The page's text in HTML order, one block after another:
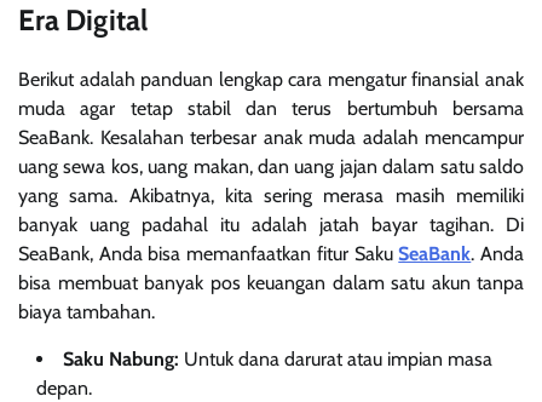
Era Digital
Berikut adalah panduan lengkap cara mengatur finansial anak
muda agar tetap stabil dan terus bertumbuh bersama
SeaBank. Kesalahan terbesar anak muda adalah mencampur
uang sewa kos, uang makan, dan uang jajan dalam satu saldo
yang sama. Akibatnya, kita sering merasa masih memiliki
banyak uang padahal itu adalah jatah bayar tagihan. Di
SeaBank, Anda bisa memanfaatkan fitur SakuSeaBank. Anda
bisa membuat banyak pos keuangan dalam satu akun tanpa
biaya tambahan.
Saku Nabung: Untuk dana darurat atau impian masa
depan.